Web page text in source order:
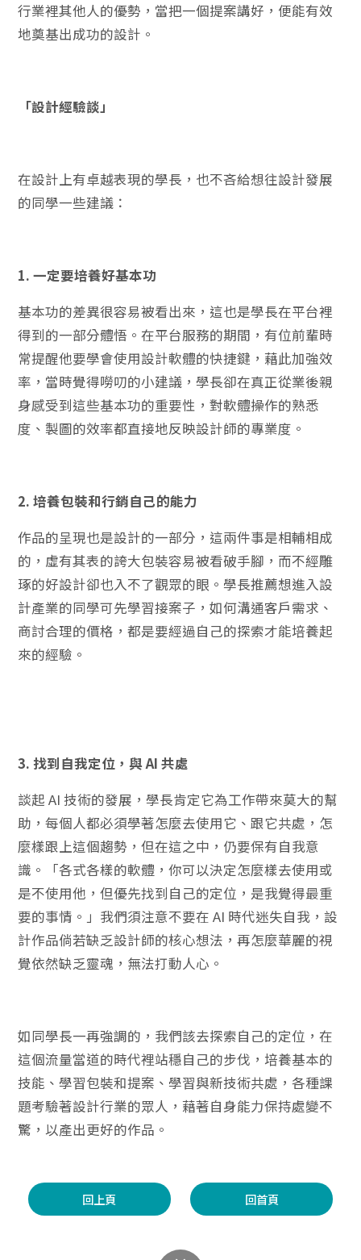
行業裡其他人的優勢，當把一個提案講好，便能有效
地奠基出成功的設計。
「設計經驗談」
在設計上有卓越表現的學長，也不吝給想往設計發展
的同學一些建議：
1. 一定要培養好基本功
基本功的差異很容易被看出來，這也是學長在平台裡
得到的一部分體悟。在平台服務的期間，有位前輩時
常提醒他要學會使用設計軟體的快捷鍵，藉此加強效
率，當時覺得嘮叨的小建議，學長卻在真正從業後親
身感受到這些基本功的重要性，對軟體操作的熟悉
度、製圖的效率都直接地反映設計師的專業度。
2. 培養包裝和行銷自己的能力
作品的呈現也是設計的一部分，這兩件事是相輔相成
的，虛有其表的誇大包裝容易被看破手腳，而不經雕
琢的好設計卻也入不了觀眾的眼。學長推薦想進入設
計產業的同學可先學習接案子，如何溝通客戶需求、
商討合理的價格，都是要經過自己的探索才能培養起
來的經驗。
3. 找到自我定位，與 AI 共處
談起 AI 技術的發展，學長肯定它為工作帶來莫大的幫
助，每個人都必須學著怎麼去使用它、跟它共處，怎
麼樣跟上這個趨勢，但在這之中，仍要保有自我意
識。「各式各樣的軟體，你可以決定怎麼樣去使用或
是不使用他，但優先找到自己的定位，是我覺得最重
要的事情。」我們須注意不要在 AI 時代迷失自我，設
計作品倘若缺乏設計師的核心想法，再怎麼華麗的視
覺依然缺乏靈魂，無法打動人心。
如同學長一再強調的，我們該去探索自己的定位，在
這個流量當道的時代裡站穩自己的步伐，培養基本的
技能、學習包裝和提案、學習與新技術共處，各種課
題考驗著設計行業的眾人，藉著自身能力保持處變不
驚，以產出更好的作品。
回上頁 回首頁